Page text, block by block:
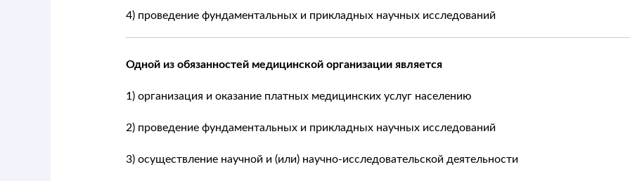
4) проведение фундаментальных и прикладных научных исследований
Одной из обязанностей медицинской организации является
1) организация и оказание платных медицинских услуг населению
2) проведение фундаментальных и прикладных научных исследований
3) осуществление научной и (или) научно-исследовательской деятельности